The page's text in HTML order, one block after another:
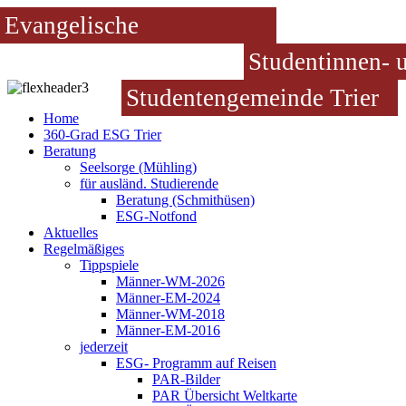
Evangelische
Studentinnen-
Studentengemeinde Trier
Home
360-Grad ESG Trier
Beratung
Seelsorge (Mühling)
für ausländ. Studierende
Beratung (Schmithüsen)
ESG-Notfond
Aktuelles
Regelmäßiges
Tippspiele
Männer-WM-2026
Männer-EM-2024
Männer-WM-2018
Männer-EM-2016
jederzeit
ESG- Programm auf Reisen
PAR-Bilder
PAR Übersicht Weltkarte